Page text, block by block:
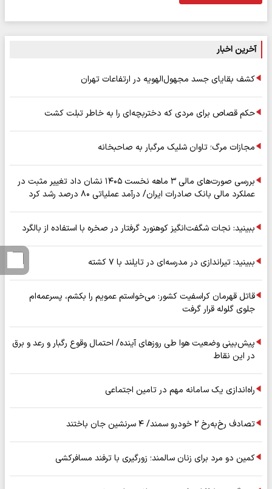
آخرین اخبار
کشف بقایای جسد مجهول‌الهویه در ارتفاعات تهران
حکم قصاص برای مردی که دختربچه‌ای را به خاطر تبلت کشت
مجازات مرگ؛ تاوان شلیک مرگبار به صاحبخانه
بررسی صورت‌های مالی ۳ ماهه نخست ۱۴۰۵ نشان داد تغییر مثبت در
عملکرد مالی بانک صادرات ایران/ درآمد عملیاتی ۸۰ درصد رشد کرد
ببینید: نجات شگفت‌انگیز کوهنورد گرفتار در صخره با استفاده از بالگرد
ببینید: تیراندازی در مدرسه‌ای در تایلند با ۷ کشته
قاتل قهرمان کراسفیت کشور: می‌خواستم عمویم را بکشم، پسرعمه‌ام
جلوی گلوله قرار گرفت
پیش‌بینی وضعیت هوا طی روزهای آینده/ احتمال وقوع رگبار و رعد و برق
در این نقاط
راه‌اندازی یک سامانه مهم در تامین اجتماعی
تصادف رخ‌به‌رخ ۲ خودرو سمند/ ۴ سرنشین جان باختند
کمین دو مرد برای زنان سالمند؛ زورگیری با ترفند مسافرکشی